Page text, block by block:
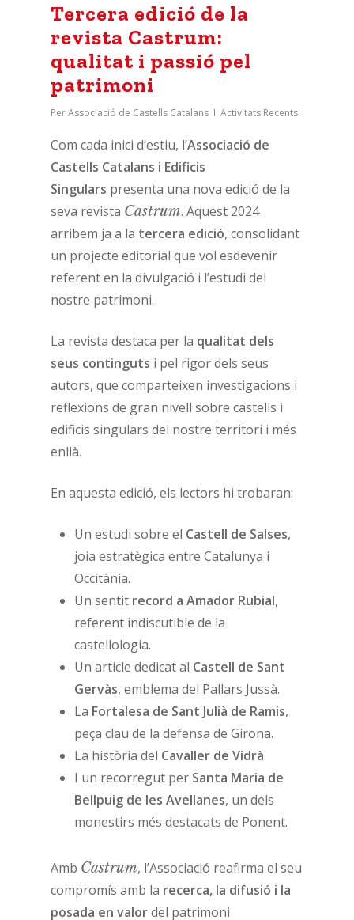
Tercera edició de la
revista Castrum:
qualitat i passió pel
patrimoni
PerAssociació de Castells Catalans Activitats Recents
Com cada inici d’estiu, l’Associació de
Castells Catalans i Edificis
Singulars presenta una nova edició de la
seva revista Castrum. Aquest 2024
arribem ja a la tercera edició, consolidant
un projecte editorial que vol esdevenir
referent en la divulgació i l’estudi del
nostre patrimoni.
La revista destaca per la qualitat dels
seus continguts i pel rigor dels seus
autors, que comparteixen investigacions i
reflexions de gran nivell sobre castells i
edificis singulars del nostre territori i més
enllà.
En aquesta edició, els lectors hi trobaran:
Un estudi sobre el Castell de Salses,
joia estratègica entre Catalunya i
Occitània.
Un sentit record a Amador Rubial,
referent indiscutible de la
castellologia.
Un article dedicat al Castell de Sant
Gervàs, emblema del Pallars Jussà.
La Fortalesa de Sant Julià de Ramis,
peça clau de la defensa de Girona.
La història del Cavaller de Vidrà.
I un recorregut per Santa Maria de
Bellpuig de les Avellanes, un dels
monestirs més destacats de Ponent.
Amb Castrum, l’Associació reafirma el seu
compromís amb la recerca, la difusió i la
posada en valordel patrimoni